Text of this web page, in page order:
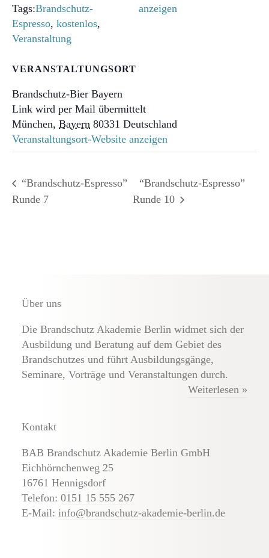
Tags:Brandschutz-
Espresso, kostenlos,
Veranstaltung
VERANSTALTUNGSORT
Brandschutz-Bier Bayern
Link wird per Mail übermittelt
München, Bayern 80331 Deutschland
Veranstaltungsort-Website anzeigen
anzeigen
“Brandschutz-Espresso”
Runde 7
“Brandschutz-Espresso”
Runde 10
Über uns
Die Brandschutz Akademie Berlin widmet sich der
Ausbildung und Beratung auf dem Gebiet des
Brandschutzes und führt Ausbildungsgänge,
Seminare, Vorträge und Veranstaltungen durch.
Weiterlesen »
Kontakt
BAB Brandschutz Akademie Berlin GmbH
Eichhörnchenweg 25
16761 Hennigsdorf
Telefon: 0151 15 555 267
E-Mail: info@brandschutz-akademie-berlin.de